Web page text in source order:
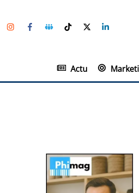
to
InstagramFacebookGroupe
Facebook
TikTokTwitter
Actu